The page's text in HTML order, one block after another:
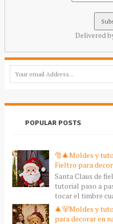
Delivered
POPULAR POSTS
🎅🎄Moldes y
Fieltro para
Santa Claus de
tutorial paso a
tocar el timbre
🎄🐻Moldes y
para decorar en